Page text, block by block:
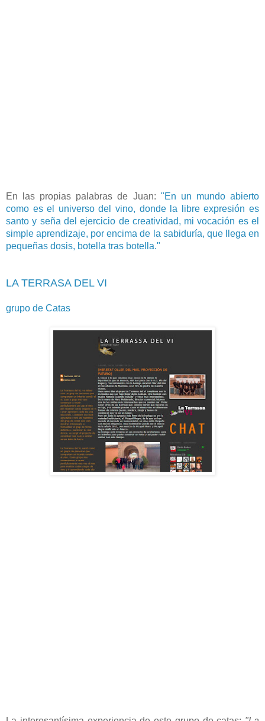
En las propias palabras de Juan: "En un mundo abierto
como es el universo del vino, donde la libre expresión es
santo y seña del ejercicio de creatividad, mi vocación es el
simple aprendizaje, por encima de la sabiduría, que llega en
pequeñas dosis, botella tras botella."
LA TERRASA DEL VI
grupo de Catas